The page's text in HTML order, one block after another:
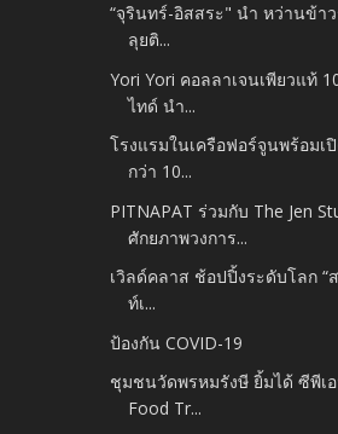
“จุรินทร์-อิสสระ" นำ หว่านข้า
ลุยติ...
Yori Yori คอลลาเจนเพียวแท้
ไทด์ นำ...
โรงแรมในเครือฟอร์จูนพร้อมเ
กว่า 10...
PITNAPAT ร่วมกับ The Jen
ศักยภาพวงการ...
เวิลด์คลาส ช้อปปิ้งระดับโลก “
ท์เ...
ป้องกัน COVID-19
ชุมชนวัดพรหมรังษี ยิ้มได้ ซีพีเ
Food Tr...